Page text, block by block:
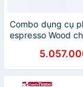
Combo dụng cụ
espresso Wood